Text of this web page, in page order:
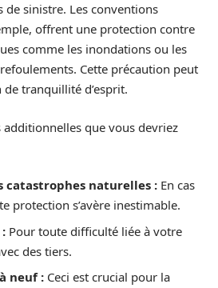
de sinistre. Les conventions
offrent une protection contre
comme les inondations ou les
Cette précaution peut
tranquillité d’esprit.
que vous devriez
catastrophes naturelles : En cas
protection s’avère inestimable.
Pour toute difficulté liée à votre
des tiers.
neuf : Ceci est crucial pour la